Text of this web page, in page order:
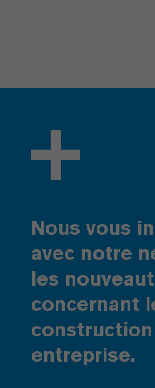
Nous vous
avec notre
les
concernant
entreprise.